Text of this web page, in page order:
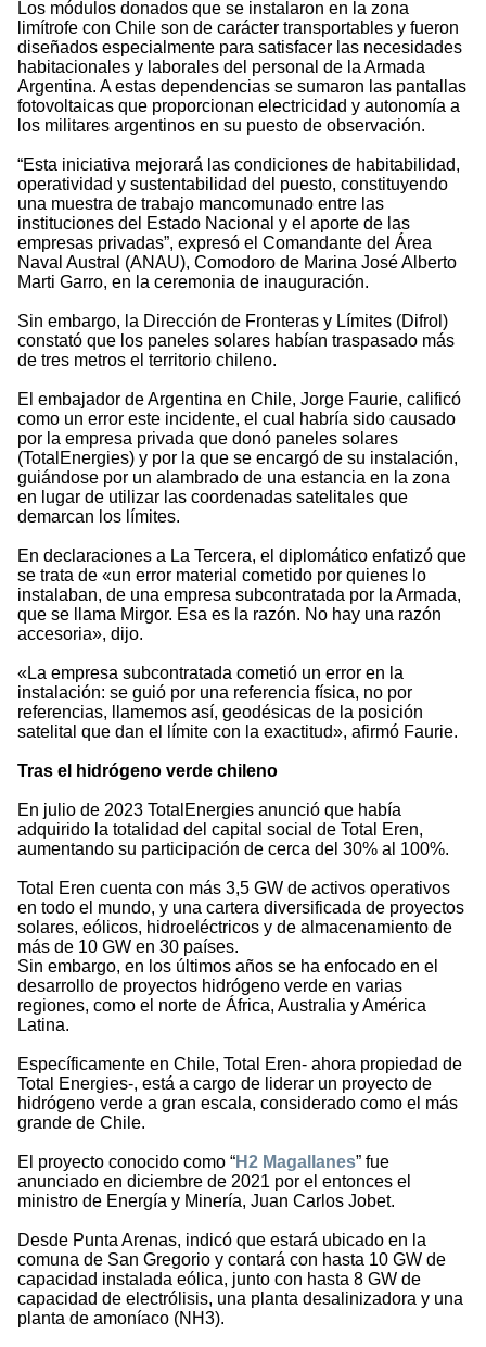
Los módulos donados que se instalaron en la zona
limítrofe con Chile son de carácter transportables y fueron
diseñados especialmente para satisfacer las necesidades
habitacionales y laborales del personal de la Armada
Argentina. A estas dependencias se sumaron las pantallas
fotovoltaicas que proporcionan electricidad y autonomía a
los militares argentinos en su puesto de observación.
“Esta iniciativa mejorará las condiciones de habitabilidad,
operatividad y sustentabilidad del puesto, constituyendo
una muestra de trabajo mancomunado entre las
instituciones del Estado Nacional y el aporte de las
empresas privadas”, expresó el Comandante del Área
Naval Austral (ANAU), Comodoro de Marina José Alberto
Marti Garro, en la ceremonia de inauguración.
Sin embargo, la Dirección de Fronteras y Límites (Difrol)
constató que los paneles solares habían traspasado más
de tres metros el territorio chileno.
El embajador de Argentina en Chile, Jorge Faurie, calificó
como un error este incidente, el cual habría sido causado
por la empresa privada que donó paneles solares
(TotalEnergies) y por la que se encargó de su instalación,
guiándose por un alambrado de una estancia en la zona
en lugar de utilizar las coordenadas satelitales que
demarcan los límites.
En declaraciones a La Tercera, el diplomático enfatizó que
se trata de «un error material cometido por quienes lo
instalaban, de una empresa subcontratada por la Armada,
que se llama Mirgor. Esa es la razón. No hay una razón
accesoria», dijo.
«La empresa subcontratada cometió un error en la
instalación: se guió por una referencia física, no por
referencias, llamemos así, geodésicas de la posición
satelital que dan el límite con la exactitud», afirmó Faurie.
Tras el hidrógeno verde chileno
En julio de 2023 TotalEnergies anunció que había
adquirido la totalidad del capital social de Total Eren,
aumentando su participación de cerca del 30% al 100%.
Total Eren cuenta con más 3,5 GW de activos operativos
en todo el mundo, y una cartera diversificada de proyectos
solares, eólicos, hidroeléctricos y de almacenamiento de
más de 10 GW en 30 países.
Sin embargo, en los últimos años se ha enfocado en el
desarrollo de proyectos hidrógeno verde en varias
regiones, como el norte de África, Australia y América
Latina.
Específicamente en Chile, Total Eren- ahora propiedad de
Total Energies-, está a cargo de liderar un proyecto de
hidrógeno verde a gran escala, considerado como el más
grande de Chile.
El proyecto conocido como “H2 Magallanes” fue
anunciado en diciembre de 2021 por el entonces el
ministro de Energía y Minería, Juan Carlos Jobet.
Desde Punta Arenas, indicó que estará ubicado en la
comuna de San Gregorio y contará con hasta 10 GW de
capacidad instalada eólica, junto con hasta 8 GW de
capacidad de electrólisis, una planta desalinizadora y una
planta de amoníaco (NH3).